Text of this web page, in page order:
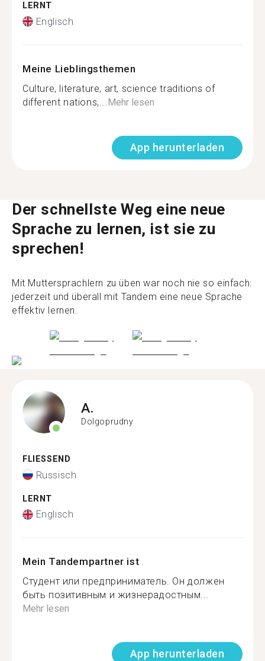
LERNT
Englisch
Meine Lieblingsthemen
Culture, literature, art, science traditions of
different nations,... Mehr lesen
App herunterladen
Der schnellste Weg eine neue
Sprache zu lernen, ist sie zu
sprechen!
Mit Muttersprachlern zu üben war noch nie so einfach:
jederzeit und überall mit Tandem eine neue Sprache
effektiv lernen.
A.
Dolgoprudny
FLIESSEND
Russisch
LERNT
Englisch
Mein Tandempartner ist
Студент или предприниматель. Он должен
быть позитивным и жизнерадостным...
Mehr lesen
App herunterladen